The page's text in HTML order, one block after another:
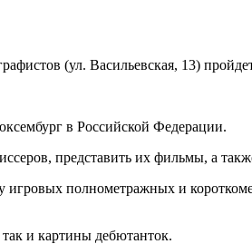
(ул. Васильевская, 13)
в Российской Федерации.
представить их фильмы, а
полнометражных и
и картины дебютанток.